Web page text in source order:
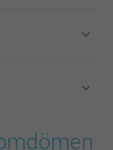
moms och